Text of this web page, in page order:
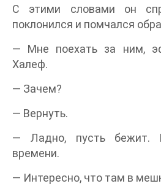
С этими словами он
поклонился и помчался
— Мне поехать за ним,
Халеф.
— Зачем?
— Вернуть.
— Ладно, пусть бежит.
времени.
— Интересно, что там в